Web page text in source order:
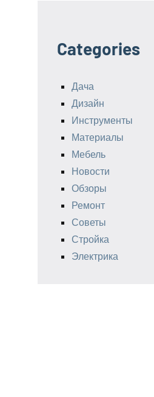
Categories
Дача
Дизайн
Инструменты
Материалы
Мебель
Новости
Обзоры
Ремонт
Советы
Стройка
Электрика